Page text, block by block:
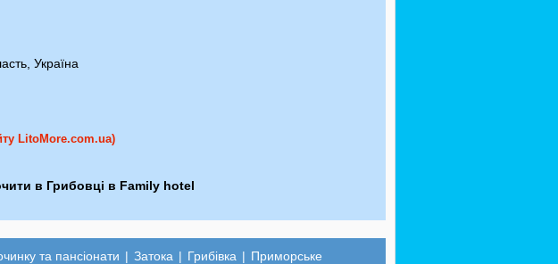
Україна
LitoMore.com.ua)
в Грибовці в Family hotel
та пансіонати | Затока | Грибівка | Приморське